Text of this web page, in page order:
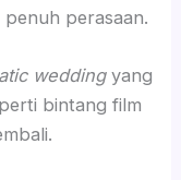
penuh perasaan.
weddingyang
bintang film